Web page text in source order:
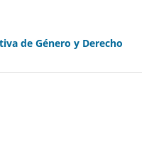
de Género y Derecho